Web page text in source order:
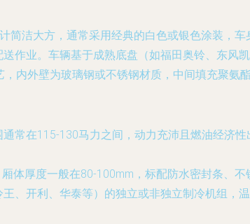
简洁大方，通常采用经典的白色或银色涂装，
作业。车辆基于成熟底盘（如福田奥铃、东风
内外壁为玻璃钢或不锈钢材质，中间填充聚氨
常在115-130马力之间，动力充沛且燃油经济
体厚度一般在80-100mm，标配防水密封条、
王、开利、华泰等）的独立或非独立制冷机组